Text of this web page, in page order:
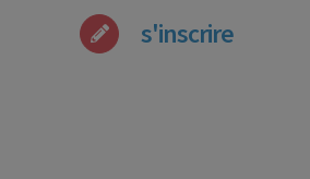
s'inscrire